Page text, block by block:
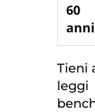
60
anni
Tieni